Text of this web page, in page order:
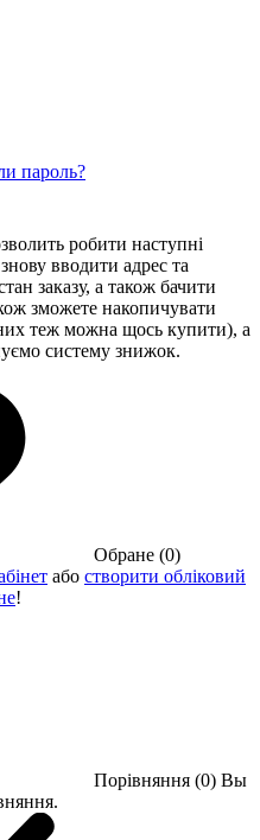
пароль?
робити наступні
вводити адрес та
заказу, а також бачити
зможете накопичувати
теж можна щось купити), а
систему знижок.
Обране (0)
або створити обліковий
!
Порівняння (0) Вы